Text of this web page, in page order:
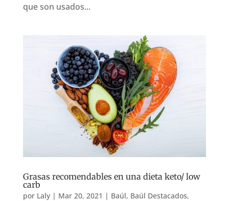
que son usados...
Grasas recomendables en una dieta keto/ low
carb
por Laly| Mar 20, 2021 | Baúl, Baúl Destacados,